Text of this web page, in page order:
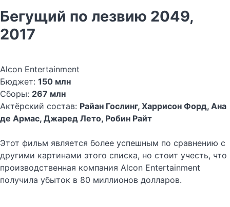
Бегущий по лезвию 2049,
2017
Alcon Entertainment
Бюджет: 150 млн
Сборы: 267 млн
Актёрский состав: Райан Гослинг, Харрисон Форд, Ана
де Армас, Джаред Лето, Робин Райт
Этот фильм является более успешным по сравнению с
другими картинами этого списка, но стоит учесть, что
производственная компания Alcon Entertainment
получила убыток в 80 миллионов долларов.